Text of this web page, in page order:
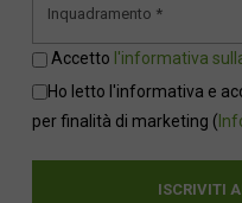
Accetto l'informativa
Ho letto l'informativa e
per finalità di marketing (